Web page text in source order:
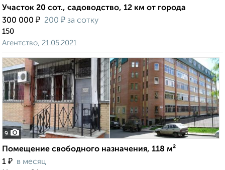
Участок 20 сот., садоводство, 12 км от города
300 000 ₽ 200 ₽ за сотку
150
Агентство, 21.05.2021
9
Помещение свободного назначения, 118 м²
1 ₽ в месяц